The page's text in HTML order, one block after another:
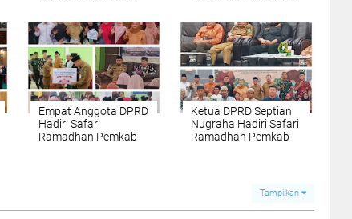
Menyerahkan
Bantuan kepada
Masyarakat Mandau
Bengkalis
Empat Anggota DPRD
Hadiri Safari
Ramadhan Pemkab
Ketua DPRD Septian
Nugraha Hadiri Safari
Ramadhan Pemkab
Tampilkan